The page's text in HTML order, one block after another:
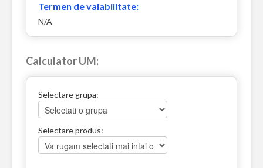
Termen de valabilitate:
N/A
Calculator UM:
Selectare grupa:
Selectare produs: